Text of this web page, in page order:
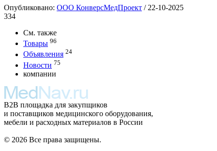
Опубликовано: ООО КонверсМедПроект / 22-10-2025
334
См. также
Товары 96
Объявления 24
Новости 75
компании
B2B площадка для закупщиков
и поставщиков медицинского оборудования,
мебели и расходных материалов в России
© 2026 Все права защищены.